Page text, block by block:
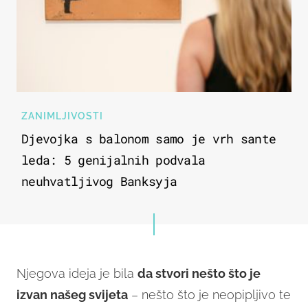
ZANIMLJIVOSTI
Djevojka s balonom samo je vrh sante
leda: 5 genijalnih podvala
neuhvatljivog Banksyja
Njegova ideja je bila da stvori nešto što je
izvan našeg svijeta – nešto što je neopipljivo te